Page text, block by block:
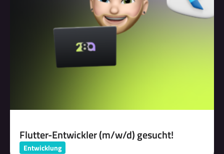
Flutter-Entwickler (m/w/d) gesucht!
Entwicklung